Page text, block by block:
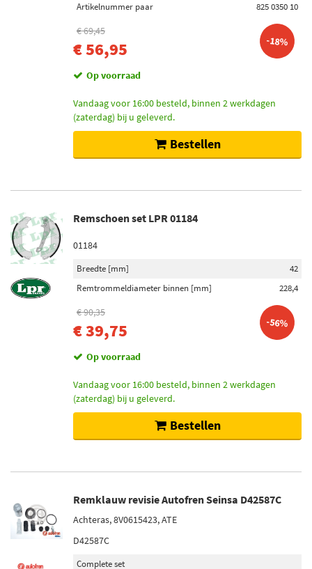
Artikelnummer paar
825 0350 10
€ 69,45
€ 56,95 -18%
Op voorraad
Vandaag voor 16:00 besteld, binnen 2 werkdagen
(zaterdag) bij u geleverd.
Bestellen
Remschoen set LPR 01184
01184
Breedte [mm]
42
Remtrommeldiameter binnen [mm]
228,4
€ 90,35
€ 39,75 -56%
Op voorraad
Vandaag voor 16:00 besteld, binnen 2 werkdagen
(zaterdag) bij u geleverd.
Bestellen
Remklauw revisie Autofren Seinsa D42587C
Achteras, 8V0615423, ATE
D42587C
Complete set